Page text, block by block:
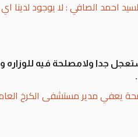
احمد الصافي : لا يوجود لدينا
جدا ولامصلحة فيه للوزاره
يعفي مدير مستشفى الكرخ